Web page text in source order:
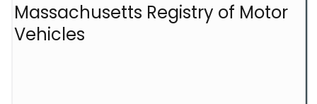
Massachusetts Registry of Motor
Vehicles